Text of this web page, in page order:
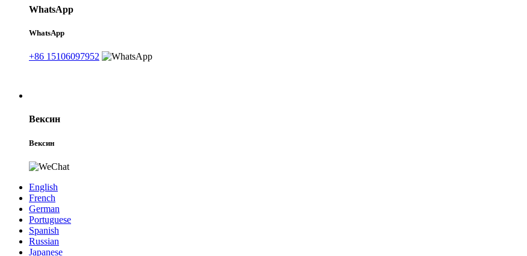
WhatsApp
WhatsApp
+86 15106097952
Вексин
Вексин
English
French
German
Portuguese
Spanish
Russian
Japanese